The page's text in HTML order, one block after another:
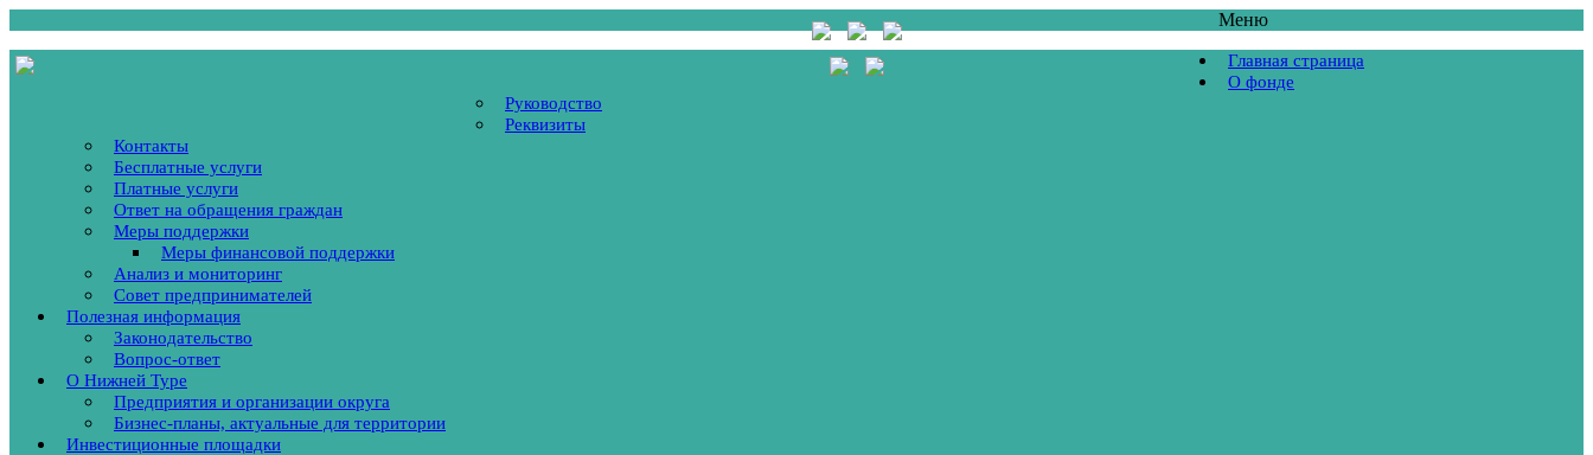
Меню
Главная страница
О фонде
Руководство
Реквизиты
Контакты
Бесплатные услуги
Платные услуги
Ответ на обращения граждан
Меры поддержки
Меры финансовой поддержки
Анализ и мониторинг
Совет предпринимателей
Полезная информация
Законодательство
Вопрос-ответ
О Нижней Туре
Предприятия и организации округа
Бизнес-планы, актуальные для территории
Инвестиционные площадки